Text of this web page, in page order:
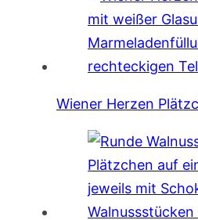
Wiener Herzen